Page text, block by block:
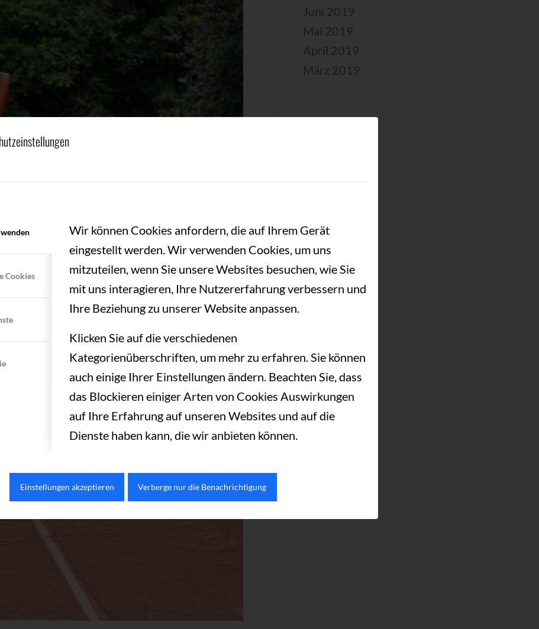
Cookies
Wir können Cookies anfordern, die auf Ihrem Gerät
eingestellt werden. Wir verwenden Cookies, um uns
mitzuteilen, wenn Sie unsere Websites besuchen, wie Sie
mit uns interagieren, Ihre Nutzererfahrung verbessern und
Ihre Beziehung zu unserer Website anpassen.
Klicken Sie auf die verschiedenen
Kategorienüberschriften, um mehr zu erfahren. Sie können
auch einige Ihrer Einstellungen ändern. Beachten Sie, dass
das Blockieren einiger Arten von Cookies Auswirkungen
auf Ihre Erfahrung auf unseren Websites und auf die
Dienste haben kann, die wir anbieten können.
Einstellungen akzeptieren Verberge nur die Benachrichtigung
Juni 2019
Mai 2019
April 2019
März 2019